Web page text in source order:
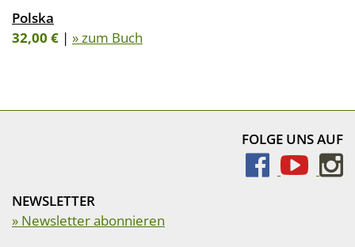
Polska
32,00 € | » zum Buch
FOLGE UNS AUF
NEWSLETTER
» Newsletter abonnieren